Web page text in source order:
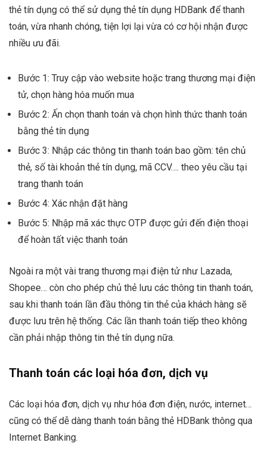
thẻ tín dụng có thể sử dụng thẻ tín dụng HDBank để thanh
toán, vừa nhanh chóng, tiện lợi lại vừa có cơ hội nhận được
nhiều ưu đãi.
Bước 1: Truy cập vào website hoặc trang thương mại điện
tử, chọn hàng hóa muốn mua
Bước 2: Ấn chọn thanh toán và chọn hình thức thanh toán
bằng thẻ tín dụng
Bước 3: Nhập các thông tin thanh toán bao gồm: tên chủ
thẻ, số tài khoản thẻ tín dụng, mã CCV…. theo yêu cầu tại
trang thanh toán
Bước 4: Xác nhận đặt hàng
Bước 5: Nhập mã xác thực OTP được gửi đến điện thoại
để hoàn tất việc thanh toán
Ngoài ra một vài trang thương mại điện tử như Lazada,
Shopee… còn cho phép chủ thẻ lưu các thông tin thanh toán,
sau khi thanh toán lần đầu thông tin thẻ của khách hàng sẽ
được lưu trên hệ thống. Các lần thanh toán tiếp theo không
cần phải nhập thông tin thẻ tín dụng nữa.
Thanh toán các loại hóa đơn, dịch vụ
Các loại hóa đơn, dịch vụ như hóa đơn điện, nước, internet…
cũng có thể dễ dàng thanh toán bằng thẻ HDBank thông qua
Internet Banking.